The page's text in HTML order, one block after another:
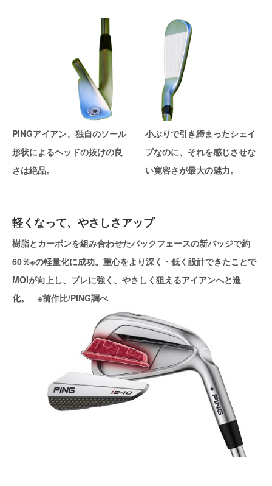
PINGアイアン、独自のソール
形状によるヘッドの抜けの良
さは絶品。
小ぶりで引き締まったシェイ
プなのに、それを感じさせな
い寛容さが最大の魅力。
軽くなって、やさしさアップ
樹脂とカーボンを組み合わせたバックフェースの新バッジで約
60％※の軽量化に成功。重心をより深く・低く設計できたことで
MOIが向上し、ブレに強く、やさしく狙えるアイアンへと進
化。 ※前作比/PING調べ